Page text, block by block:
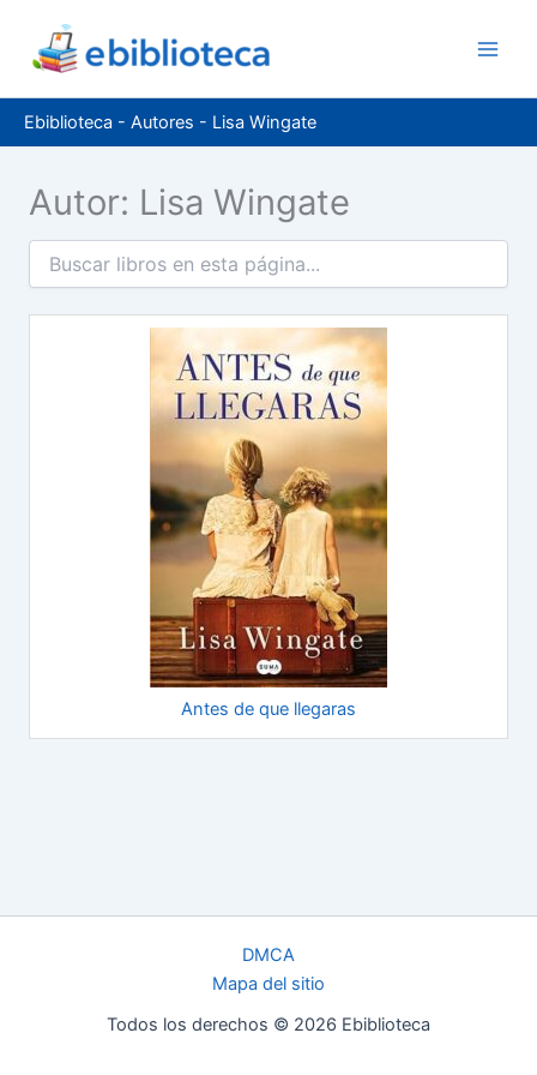
contenido
Ebiblioteca - Autores - Lisa Wingate
Autor: Lisa Wingate
Antes de que llegaras
DMCA
Mapa del sitio
Todos los derechos © 2026 Ebiblioteca